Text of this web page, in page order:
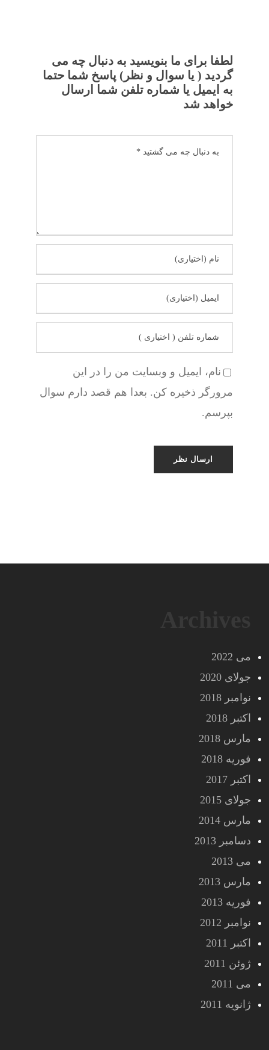
لطفا برای ما بنویسید به دنبال چه می
گردید ( یا سوال و نظر) پاسخ شما حتما
به ایمیل یا شماره تلفن شما ارسال
خواهد شد
نام، ایمیل و وبسایت من را در این
مرورگر ذخیره کن. بعدا هم قصد دارم سوال
بپرسم.
می 2022
جولای 2020
نوامبر 2018
اکتبر 2018
مارس 2018
فوریه 2018
اکتبر 2017
جولای 2015
مارس 2014
دسامبر 2013
می 2013
مارس 2013
فوریه 2013
نوامبر 2012
اکتبر 2011
ژوئن 2011
می 2011
ژانویه 2011